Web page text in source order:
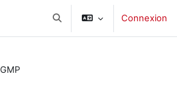
Activer/désactiver la saisie
Connexion
GMP